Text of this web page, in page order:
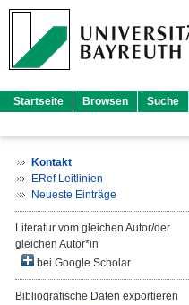
Startseite Browsen Suche
Kontakt
ERef Leitlinien
Neueste Einträge
Literatur vom gleichen Autor/der
gleichen Autor*in
bei Google Scholar
Bibliografische Daten exportieren